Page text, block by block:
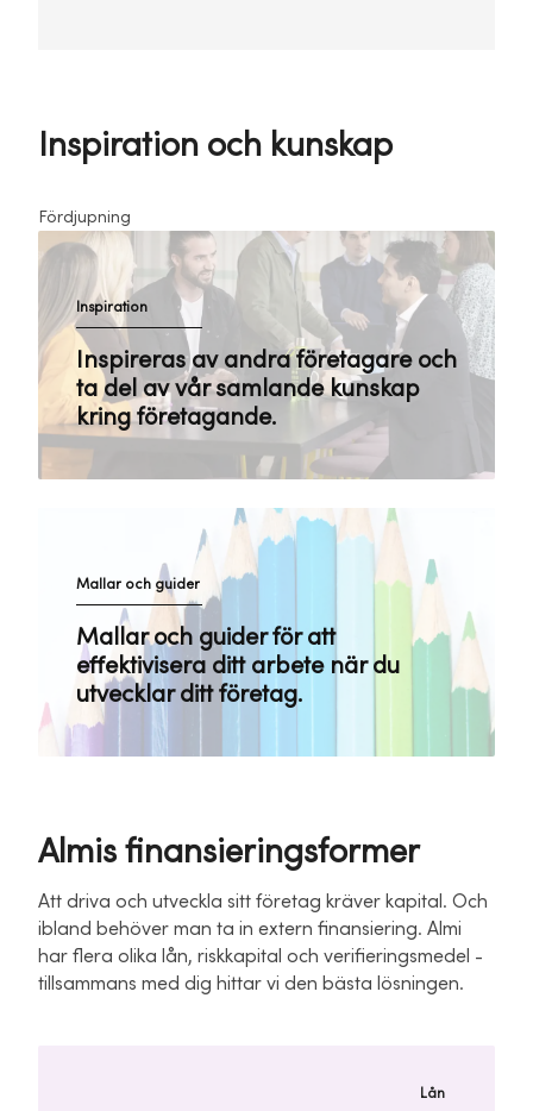
Inspiration och kunskap
Fördjupning
Inspiration
Inspireras av andra företagare och
ta del av vår samlande kunskap
kring företagande.
Mallar och guider
Mallar och guider för att
effektivisera ditt arbete när du
utvecklar ditt företag.
Almis finansieringsformer
Att driva och utveckla sitt företag kräver kapital. Och
ibland behöver man ta in extern finansiering. Almi
har flera olika lån, riskkapital och verifieringsmedel -
tillsammans med dig hittar vi den bästa lösningen.
Lån